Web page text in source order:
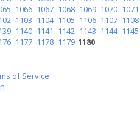
1066 1067 1068 1069 1070 1071
1103 1104 1105 1106 1107 1108
1140 1141 1142 1143 1144 1145
1177 1178 1179 1180
of Service